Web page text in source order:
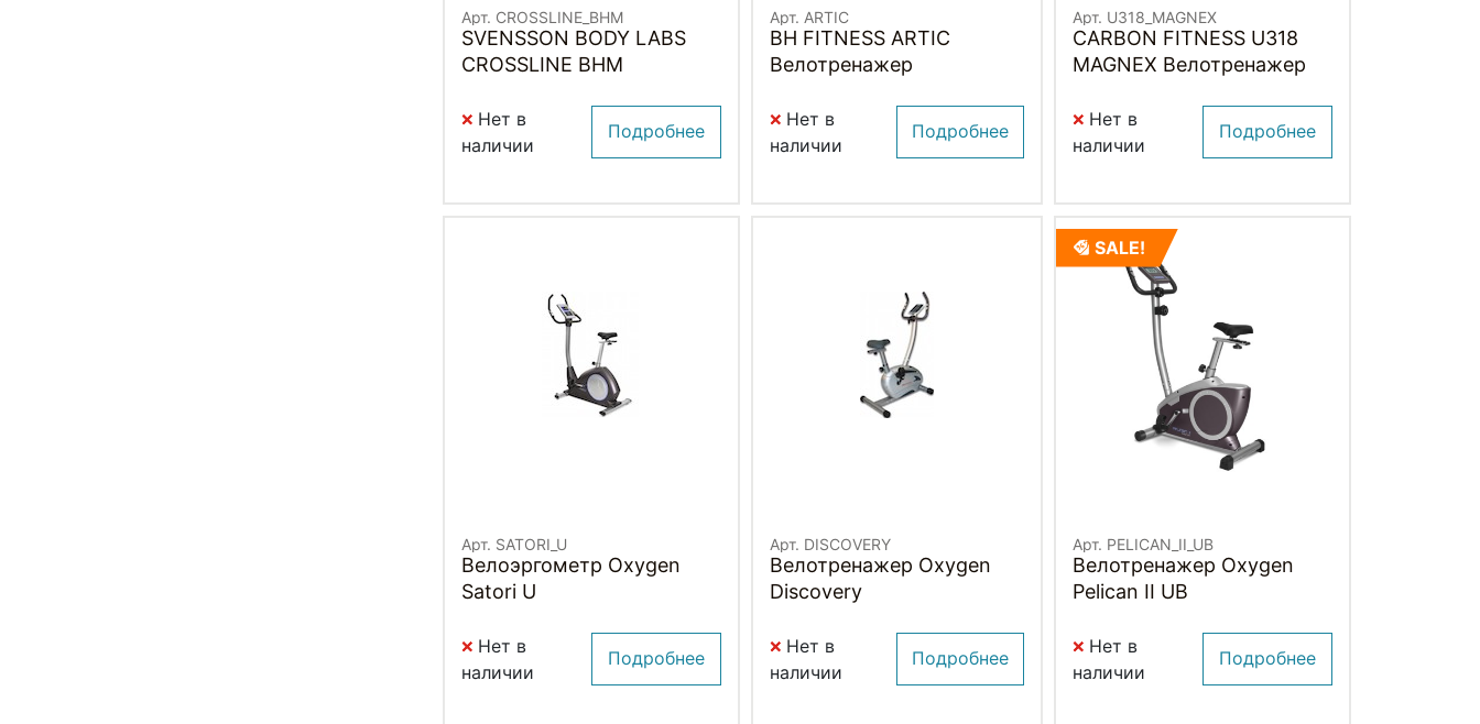
Арт. CROSSLINE_BHM
SVENSSON BODY LABS
CROSSLINE BHM
Нет в
наличии
Подробнее
Арт. ARTIC
BH FITNESS ARTIC
Велотренажер
Нет в
наличии
Подробнее
Арт. U318_MAGNEX
CARBON FITNESS U318
MAGNEX Велотренажер
Нет в
наличии
Подробнее
Арт. SATORI_U
Велоэргометр Oxygen
Satori U
Нет в
наличии
Подробнее
Арт. DISCOVERY
Велотренажер Oxygen
Discovery
Нет в
наличии
Подробнее
SALE!
Арт. PELICAN_II_UB
Велотренажер Oxygen
Pelican II UB
Нет в
наличии
Подробнее